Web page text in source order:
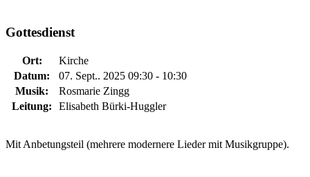
Gottesdienst
Ort:
Kirche
Datum:
07. Sept.. 2025 09:30 - 10:30
Musik:
Rosmarie Zingg
Leitung:
Elisabeth Bürki-Huggler
Mit Anbetungsteil (mehrere modernere Lieder mit Musikgruppe).